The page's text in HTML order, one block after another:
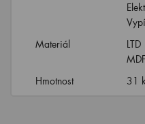
Materiál
LTD
MDF
Hmotnost
31